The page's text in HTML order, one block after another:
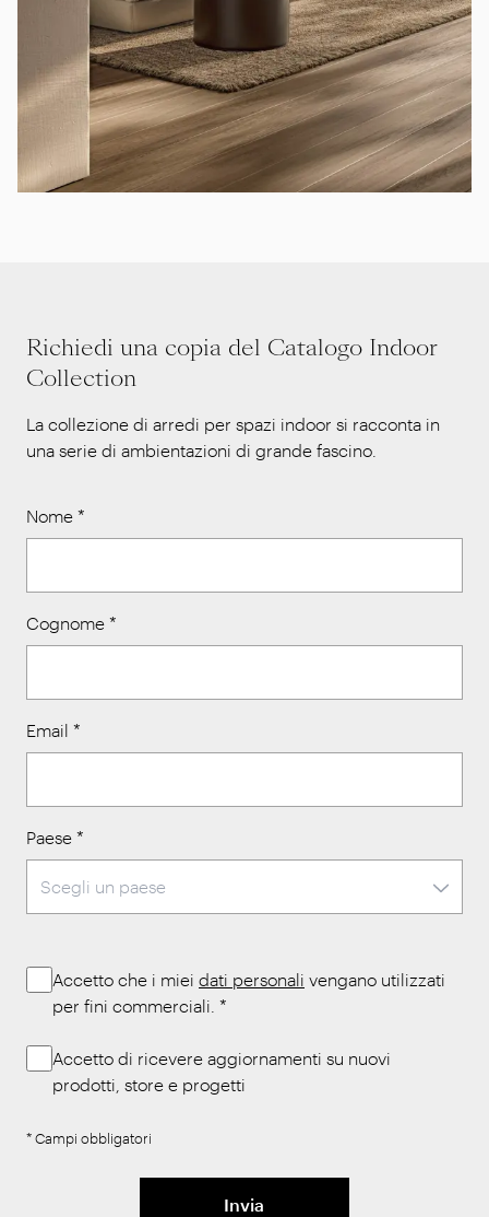
Richiedi una copia del Catalogo Indoor
Collection
La collezione di arredi per spazi indoor si racconta in
una serie di ambientazioni di grande fascino.
Nome *
Cognome *
Email *
Paese *
Accetto che i miei dati personali vengano utilizzati
per fini commerciali. *
Accetto di ricevere aggiornamenti su nuovi
prodotti, store e progetti
* Campi obbligatori
Invia